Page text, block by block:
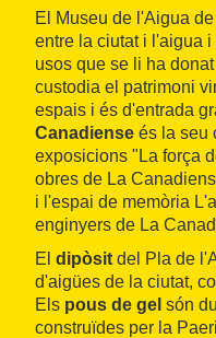
El Museu de l'Aigua de
entre la ciutat i l'aigua
usos que se li ha
custodia el patrimoni
espais i és d'entrada
Canadiense és la seu
exposicions "La força
obres de La
i l'espai de memòria
enginyers de La
El dipòsit del Pla de
d'aigües de la ciutat,
Els pous de gel són
construïdes per la